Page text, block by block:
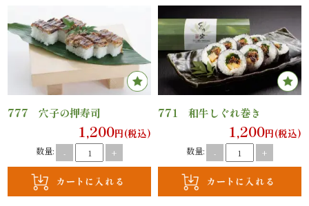
ン
近
江
牛・
メ
イ
777 穴子の押寿司
1,200円(税込)
数量: - +
771 和牛しぐれ巻き
1,200円(税込)
数量: - +